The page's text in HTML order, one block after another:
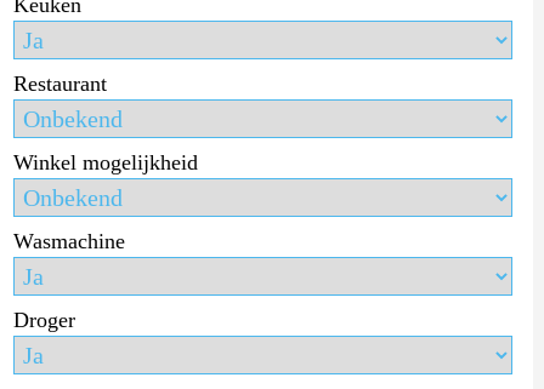
Restaurant
Winkel mogelijkheid
Wasmachine
Droger